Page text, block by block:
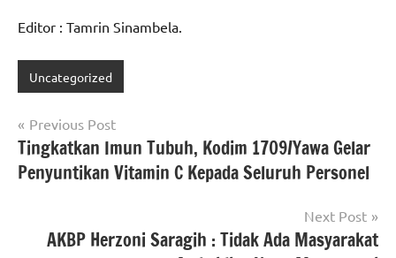
Editor : Tamrin Sinambela.
Uncategorized
Navigasi
pos
Previous Post
Tingkatkan Imun Tubuh, Kodim 1709/Yawa Gelar
Penyuntikan Vitamin C Kepada Seluruh Personel
Next Post
AKBP Herzoni Saragih : Tidak Ada Masyarakat